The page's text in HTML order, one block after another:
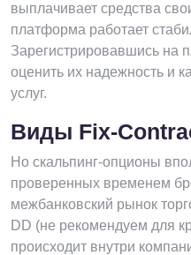
выплачивает средства
платформа работает
Зарегистрировавшись на
оценить их надежность и
услуг.
Виды Fix-
Но скальпинг-опционы
проверенных временем
межбанковский рынок
DD (не рекомендуем для
происходит внутри